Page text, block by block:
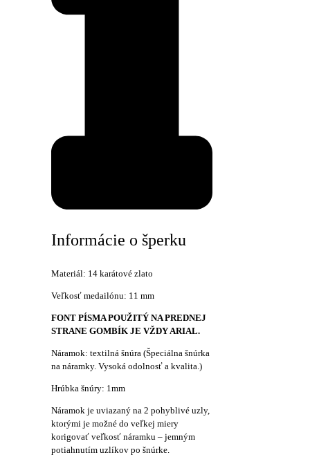
Informácie o šperku
Materiál: 14 karátové zlato
Veľkosť medailónu: 11 mm
FONT PÍSMA POUŽITÝ NA PREDNEJ
STRANE GOMBÍK JE VŽDY ARIAL.
Náramok: textilná šnúra (Špeciálna šnúrka
na náramky. Vysoká odolnosť a kvalita.)
Hrúbka šnúry: 1mm
Náramok je uviazaný na 2 pohyblivé uzly,
ktorými je možné do veľkej miery
korigovať veľkosť náramku – jemným
potiahnutím uzlíkov po šnúrke.